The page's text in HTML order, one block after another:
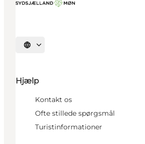
Vælg sprog
Hjælp
Kontakt os
Ofte stillede spørgsmål
Turistinformationer